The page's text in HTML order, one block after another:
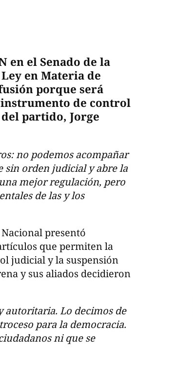
en el Senado de la
en Materia de
porque será
de control
partido, Jorge
no podemos acompañar
sin orden judicial y abre la
mejor regulación, pero
de las y los
presentó
que permiten la
judicial y la suspensión
y sus aliados decidieron
autoritaria. Lo decimos de
para la democracia.
ni que se